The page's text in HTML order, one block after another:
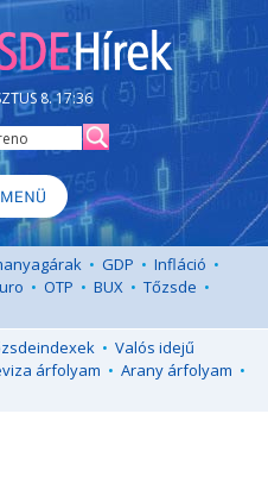
8. 17:36
• GDP • Infláció •
• OTP • BUX • Tőzsde •
• Valós idejű
árfolyam • Arany árfolyam •